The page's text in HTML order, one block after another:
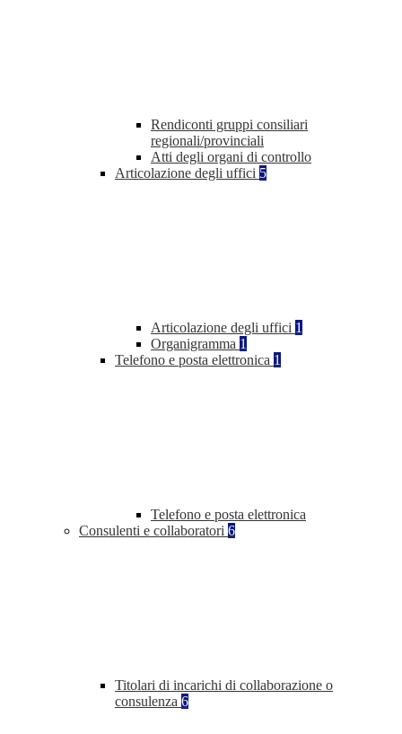
Rendiconti gruppi consiliari
regionali/provinciali
Atti degli organi di controllo
Articolazione degli uffici 5
Articolazione degli uffici 1
Organigramma 1
Telefono e posta elettronica 1
Telefono e posta elettronica
Consulenti e collaboratori 6
Titolari di incarichi di collaborazione o
consulenza 6